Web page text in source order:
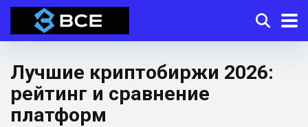
Лучшие криптобиржи 2026:
рейтинг и сравнение
платформ